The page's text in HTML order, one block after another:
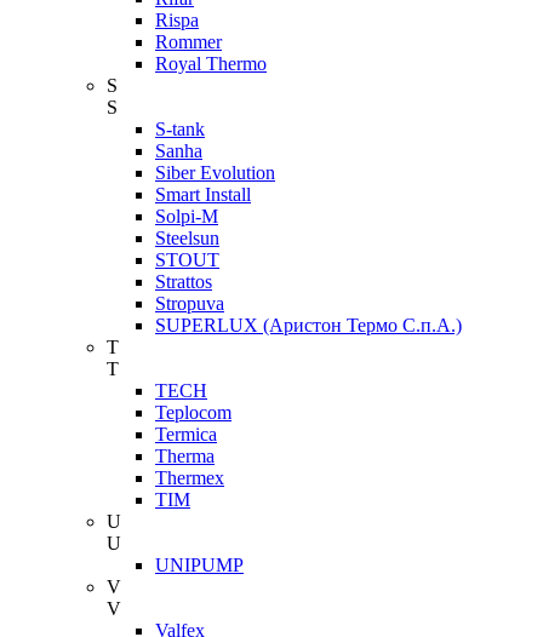
Rispa
Rommer
Royal Thermo
S
S
S-tank
Sanha
Siber Evolution
Smart Install
Solpi-M
Steelsun
STOUT
Strattos
Stropuva
SUPERLUX (Аристон Термо С.п.А.)
T
T
TECH
Teplocom
Termica
Therma
Thermex
TIM
U
U
UNIPUMP
V
V
Valfex